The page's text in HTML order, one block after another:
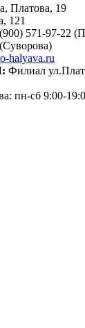
Платова, 19
121
571-97-22
halyava.ru
Филиал
пн-сб 9:00-